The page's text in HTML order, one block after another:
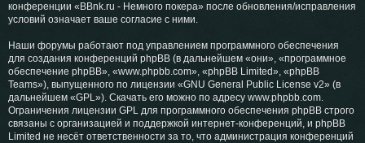
конференции «BBnk.ru - Немного покера» после обновления/исправления
условий означает ваше согласие с ними.
Наши форумы работают под управлением программного обеспечения
для создания конференций phpBB (в дальнейшем «они», «программное
обеспечение phpBB», «www.phpbb.com», «phpBB Limited», «phpBB
Teams»), выпущенного по лицензии «GNU General Public License v2» (в
дальнейшем «GPL»). Скачать его можно по адресу www.phpbb.com.
Ограничения лицензии GPL для программного обеспечения phpBB строго
связаны с организацией и поддержкой интернет-конференций, и phpBB
Limited не несёт ответственности за то, что администрация конференций